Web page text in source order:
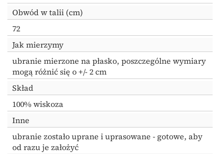
Obwód w talii (cm)
72
Jak mierzymy
ubranie mierzone na płasko, poszczególne wymiary
mogą różnić się o +/- 2 cm
Skład
100% wiskoza
Inne
ubranie zostało uprane i uprasowane - gotowe, aby
od razu je założyć